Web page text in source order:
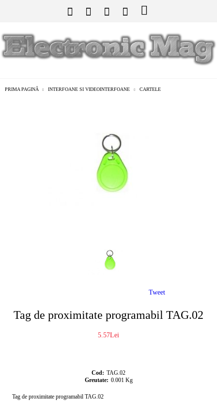
PRIMA PAGINĂ INTERFOANE SI VIDEOINTERFOANE CARTELE
Tag de proximitate programabil TAG.02
5.57Lei
Cod: TAG.02
Greutate: 0.001 Kg
Tag de proximitate programabil TAG.02
Tweet